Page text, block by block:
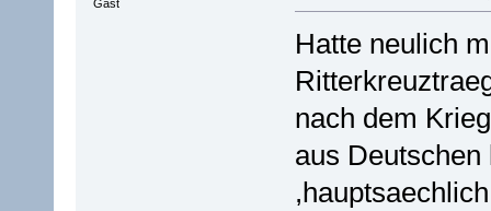
Gast
Hatte neulich
nach dem
aus